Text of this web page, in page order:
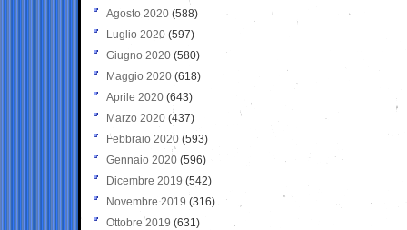
Agosto 2020 (588)
Luglio 2020 (597)
Giugno 2020 (580)
Maggio 2020 (618)
Aprile 2020 (643)
Marzo 2020 (437)
Febbraio 2020 (593)
Gennaio 2020 (596)
Dicembre 2019 (542)
Novembre 2019 (316)
Ottobre 2019 (631)